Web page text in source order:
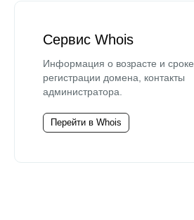
Сервис Whois
Информация о возрасте и сроке
регистрации домена, контакты
администратора.
Перейти в Whois